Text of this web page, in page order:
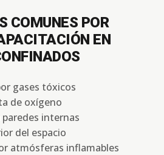
COMUNES POR
EN
gases tóxicos
de oxígeno
internas
del espacio
atmósferas inflamables